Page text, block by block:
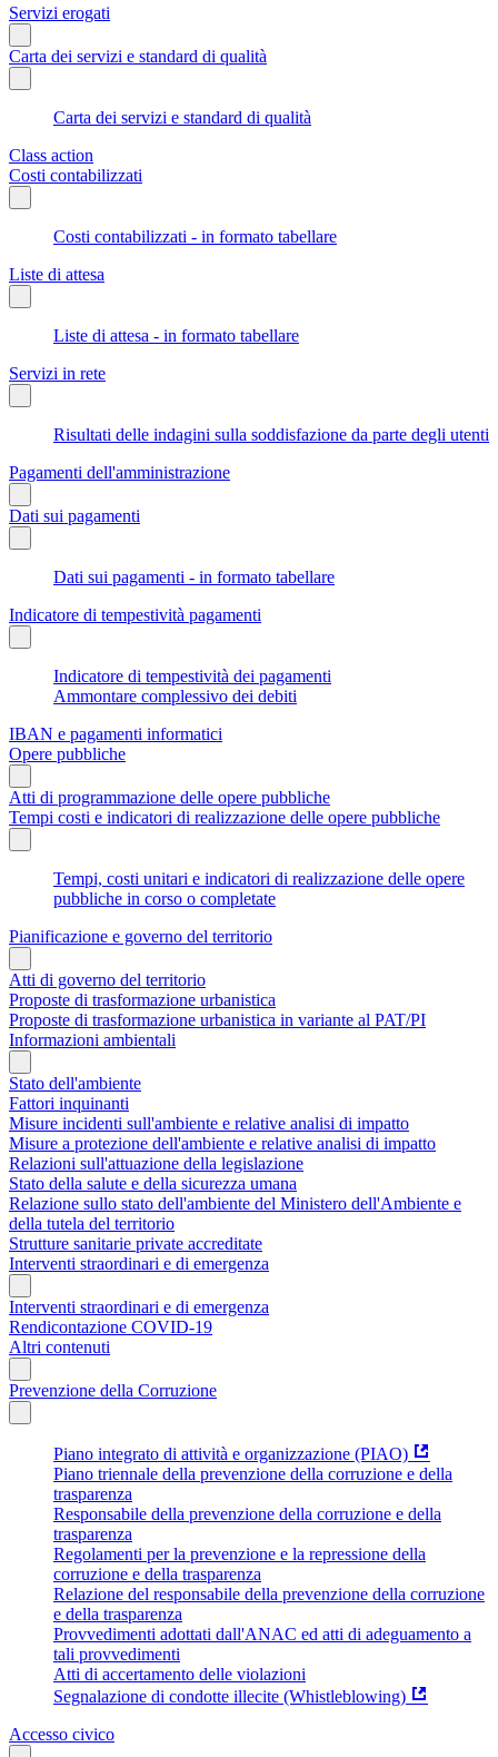
Servizi erogati
Carta dei servizi e standard di qualità
Carta dei servizi e standard di qualità
Class action
Costi contabilizzati
Costi contabilizzati - in formato tabellare
Liste di attesa
Liste di attesa - in formato tabellare
Servizi in rete
Risultati delle indagini sulla soddisfazione da parte degli utenti
Pagamenti dell'amministrazione
Dati sui pagamenti
Dati sui pagamenti - in formato tabellare
Indicatore di tempestività pagamenti
Indicatore di tempestività dei pagamenti
Ammontare complessivo dei debiti
IBAN e pagamenti informatici
Opere pubbliche
Atti di programmazione delle opere pubbliche
Tempi costi e indicatori di realizzazione delle opere pubbliche
Tempi, costi unitari e indicatori di realizzazione delle opere
pubbliche in corso o completate
Pianificazione e governo del territorio
Atti di governo del territorio
Proposte di trasformazione urbanistica
Proposte di trasformazione urbanistica in variante al PAT/PI
Informazioni ambientali
Stato dell'ambiente
Fattori inquinanti
Misure incidenti sull'ambiente e relative analisi di impatto
Misure a protezione dell'ambiente e relative analisi di impatto
Relazioni sull'attuazione della legislazione
Stato della salute e della sicurezza umana
Relazione sullo stato dell'ambiente del Ministero dell'Ambiente e
della tutela del territorio
Strutture sanitarie private accreditate
Interventi straordinari e di emergenza
Interventi straordinari e di emergenza
Rendicontazione COVID-19
Altri contenuti
Prevenzione della Corruzione
Piano integrato di attività e organizzazione (PIAO)
Piano triennale della prevenzione della corruzione e della
trasparenza
Responsabile della prevenzione della corruzione e della
trasparenza
Regolamenti per la prevenzione e la repressione della
corruzione e della trasparenza
Relazione del responsabile della prevenzione della corruzione
e della trasparenza
Provvedimenti adottati dall'ANAC ed atti di adeguamento a
tali provvedimenti
Atti di accertamento delle violazioni
Segnalazione di condotte illecite (Whistleblowing)
Accesso civico